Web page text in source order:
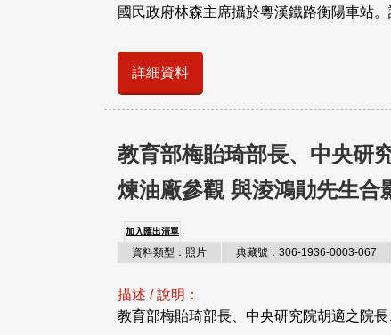
國民政府林森主席攝於粵漢鐵路衡陽車站
詳細資料
教育部梅貽琦部長、中央研
煉油廠參觀 與淩鴻勛先生合
加入匯出清單
資料類型：照片 典藏號：306-1936-0003-067
描述 / 說明：
教育部梅貽琦部長、中央研究院胡適之院